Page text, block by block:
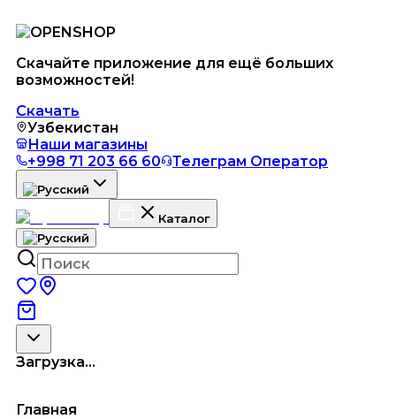
Скачайте приложение для ещё больших
возможностей!
Скачать
Узбекистан
Наши магазины
+998 71 203 66 60
Телеграм Оператор
Каталог
Загрузка...
Главная